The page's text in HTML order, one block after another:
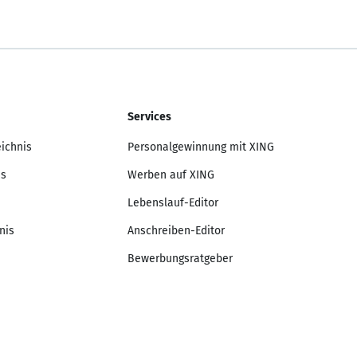
Services
Personalgewinnung mit XING
Werben auf XING
Lebenslauf-Editor
Anschreiben-Editor
Bewerbungsratgeber